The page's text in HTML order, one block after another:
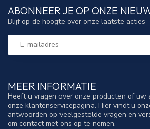
MEER INFORMATIE
Heeft u vragen over onze producten of uw
onze klantenservicepagina. Hier vindt u
antwoorden op veelgestelde vragen en
om contact met ons op te nemen.
ABONNEER JE OP ONZE
Blijf op de hoogte over onze laatste acties